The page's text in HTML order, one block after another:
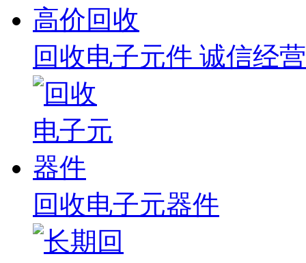
回收电子元件 诚信经
回收电子元器件